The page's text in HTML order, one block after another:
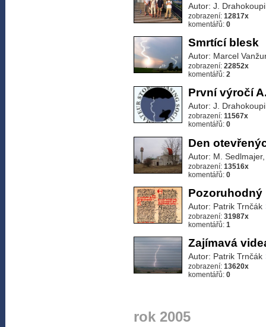
Autor: J.
zobrazení: 12817x
komentářů: 0
Smrtící blesk
Autor: Marcel
zobrazení: 22852x
komentářů: 2
První výročí
Autor: J.
zobrazení: 11567x
komentářů: 0
Den
Autor: M.
zobrazení: 13516x
komentářů: 0
Pozoruhodný
Autor: Patrik Trnčák
zobrazení: 31987x
komentářů: 1
Zajímavá
Autor: Patrik Trnčák
zobrazení: 13620x
komentářů: 0
rok 2005